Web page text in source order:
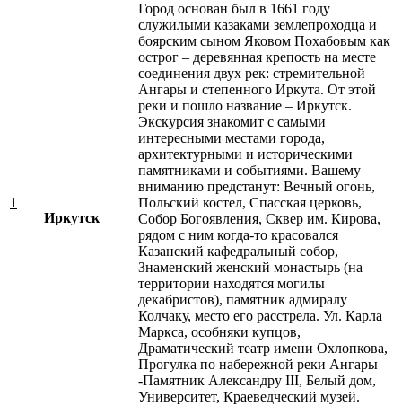
1
Иркутск
Город основан был в 1661 году
служилыми казаками землепроходца и
боярским сыном Яковом Похабовым как
острог – деревянная крепость на месте
соединения двух рек: стремительной
Ангары и степенного Иркута. От этой
реки и пошло название – Иркутск.
Экскурсия знакомит с самыми
интересными местами города,
архитектурными и историческими
памятниками и событиями. Вашему
вниманию предстанут: Вечный огонь,
Польский костел, Спасская церковь,
Собор Богоявления, Сквер им. Кирова,
рядом с ним когда-то красовался
Казанский кафедральный собор,
Знаменский женский монастырь (на
территории находятся могилы
декабристов), памятник адмиралу
Колчаку, место его расстрела. Ул. Карла
Маркса, особняки купцов,
Драматический театр имени Охлопкова,
Прогулка по набережной реки Ангары
-Памятник Александру III, Белый дом,
Университет, Краеведческий музей.